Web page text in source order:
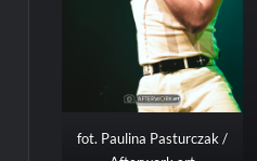
fot. Paulina Pasturczak /